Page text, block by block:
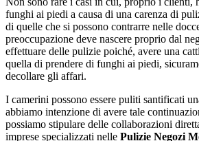
funghi ai piedi a causa di una carenza di
di quelle che si possono contrarre nelle
preoccupazione deve nascere proprio dal
effettuare delle pulizie poiché, avere una
quella di prendere di funghi ai piedi,
decollare gli affari.
I camerini possono essere puliti santificati
abbiamo intenzione di avere tale
possiamo stipulare delle collaborazioni
imprese specializzati nelle Pulizie Negozi